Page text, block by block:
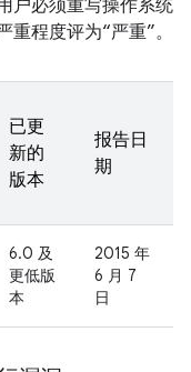
户必须重写操作系统
程度评为“严重”。
已更
新的
版本
报告日
期
6.0 及
更低版
本
2015 年
6 月 7
日